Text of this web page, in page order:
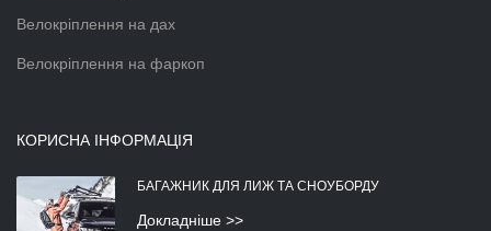
Велокріплення на дах
Велокріплення на фаркоп
КОРИСНА ІНФОРМАЦІЯ
БАГАЖНИК ДЛЯ ЛИЖ ТА СНОУБОРДУ
Докладніше >>